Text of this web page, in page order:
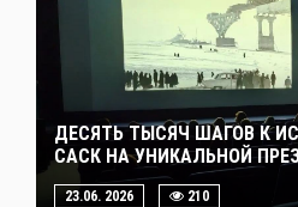
ДЕСЯТЬ ТЫСЯЧ ШАГОВ К
САСК НА УНИКАЛЬНОЙ
23.06. 2026 210